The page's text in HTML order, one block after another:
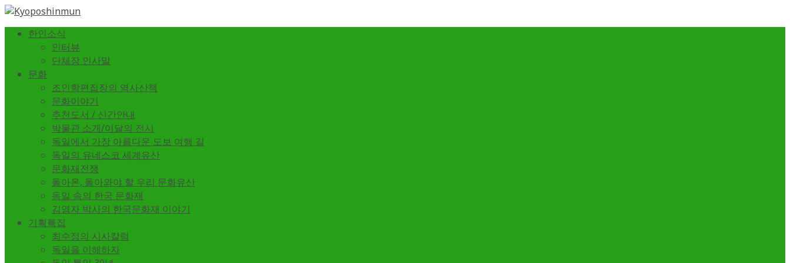
한인소식
인터뷰
단체장 인사말
문화
조인학편집장의 역사산책
문화이야기
추천도서 / 신간안내
박물관 소개/이달의 전시
독일에서 가장 아름다운 도보 여행 길
독일의 유네스코 세계유산
문화재전쟁
돌아온, 돌아와야 할 우리 문화유산
독일 속의 한국 문화재
김영자 박사의 한국문화재 이야기
기획특집
최수정의 시사칼럼
독일을 이해하자